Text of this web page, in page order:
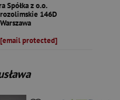
Spółka z o.o.
146D
[email protected]